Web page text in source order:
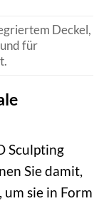
Deckel,
für
Sculpting
Sie damit,
sie in Form